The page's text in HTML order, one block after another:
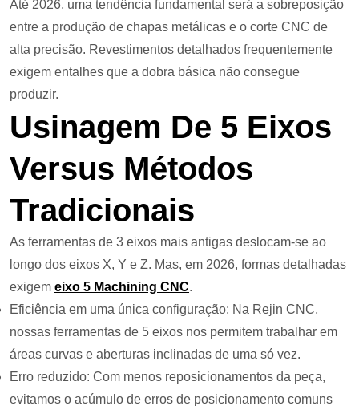
Até 2026, uma tendência fundamental será a sobreposição
entre a produção de chapas metálicas e o corte CNC de
alta precisão. Revestimentos detalhados frequentemente
exigem entalhes que a dobra básica não consegue
produzir.
Usinagem De 5 Eixos
Versus Métodos
Tradicionais
As ferramentas de 3 eixos mais antigas deslocam-se ao
longo dos eixos X, Y e Z. Mas, em 2026, formas detalhadas
exigem eixo 5 Machining CNC.
Eficiência em uma única configuração: Na Rejin CNC,
nossas ferramentas de 5 eixos nos permitem trabalhar em
áreas curvas e aberturas inclinadas de uma só vez.
Erro reduzido: Com menos reposicionamentos da peça,
evitamos o acúmulo de erros de posicionamento comuns